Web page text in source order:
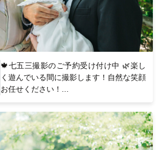
🍁七五三撮影のご予約受け付け中 🌿楽し
く遊んでいる間に撮影します！自然な笑顔
お任せください！...